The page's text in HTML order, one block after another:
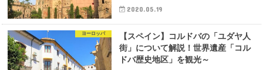
2020.05.19
ヨーロッパ
【スペイン】コルドバの「ユダヤ人
街」について解説！世界遺産「コル
ドバ歴史地区」を観光～